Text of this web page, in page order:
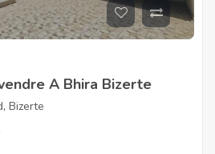
A Bhira Bizerte
, Bizerte